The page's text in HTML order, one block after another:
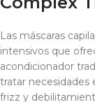
Las máscaras
intensivos que
acondicionador
tratar necesidades
frizz y